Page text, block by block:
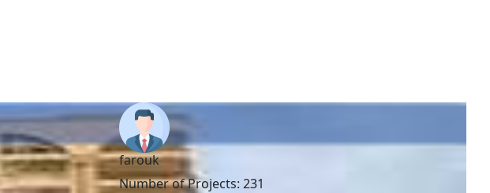
farouk
Number of Projects: 231